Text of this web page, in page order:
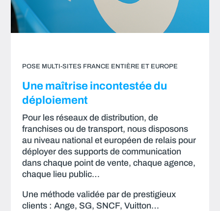
POSE MULTI-SITES FRANCE ENTIÈRE ET EUROPE
Une maîtrise incontestée du
déploiement
Pour les réseaux de distribution, de
franchises ou de transport, nous disposons
au niveau national et européen de relais pour
déployer des supports de communication
dans chaque point de vente, chaque agence,
chaque lieu public…
Une méthode validée par de prestigieux
clients : Ange, SG, SNCF, Vuitton…